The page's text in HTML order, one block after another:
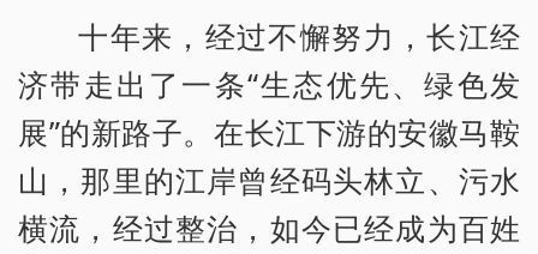
十年来，经过不懈努力，长江经
济带走出了一条“生态优先、绿色发
展”的新路子。在长江下游的安徽马鞍
山，那里的江岸曾经码头林立、污水
横流，经过整治，如今已经成为百姓